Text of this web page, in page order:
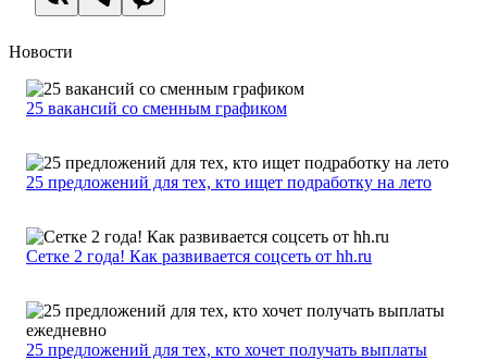
Новости
25 вакансий со сменным графиком
25 предложений для тех, кто ищет подработку на лето
Сетке 2 года! Как развивается соцсеть от hh.ru
25 предложений для тех, кто хочет получать выплаты